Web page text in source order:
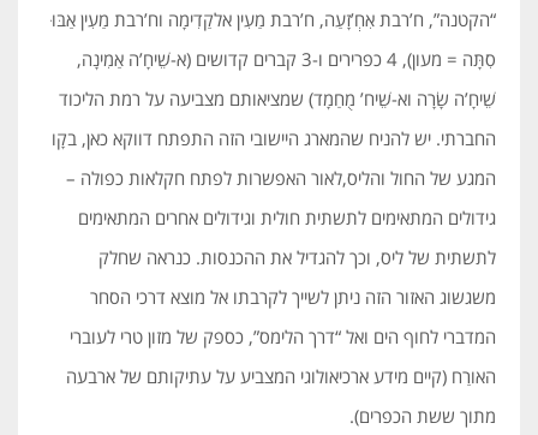
“הקטנה”, ח’רבת אִחְ’זָעַה, ח’רבת מַעִין אלקַדִימָה וח’רבת מַעִין אַבּוּ
סִתָּה = מעון), 4 כפרירים ו-3 קברים קדושים (א-שֵׁיחָ’ה אַמִינָה,
שֵׁיחָ’ה שָׂרָה וא-שֵׁיח’ מֻחַמָד) שמציאותם מצביעה על רמת הליכוד
החברתי. יש להניח שהמארג היישובי הזה התפתח דווקא כאן, בקָו
המגע של החול והליס,לאור האפשרות לפתח חקלאות כפולה –
גידולים המתאימים לתשתית חולית וגידולים אחרים המתאימים
לתשתית של ליס, וכך להגדיל את ההכנסות. כנראה שחלק
משגשוג האזור הזה ניתן לשייך לקרבתו אל מוצא דרכי הסחר
המדברי לחוף הים ואל “דרך הלימס”, כספק של מזון טרי לעוברי
האורַח (קיים מידע ארכיאולוגי המצביע על עתיקותם של ארבעה
מתוך ששת הכפרים).